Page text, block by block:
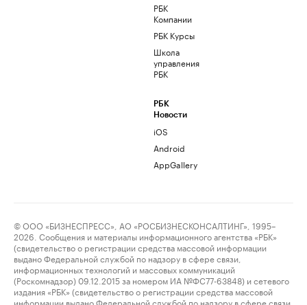
РБК
Компании
РБК Курсы
Школа
управления
РБК
РБК
Новости
iOS
Android
AppGallery
© ООО «БИЗНЕСПРЕСС», АО «РОСБИЗНЕСКОНСАЛТИНГ», 1995–
2026. Сообщения и материалы информационного агентства «РБК»
(свидетельство о регистрации средства массовой информации
выдано Федеральной службой по надзору в сфере связи,
информационных технологий и массовых коммуникаций
(Роскомнадзор) 09.12.2015 за номером ИА №ФС77-63848) и сетевого
издания «РБК» (свидетельство о регистрации средства массовой
информации выдано Федеральной службой по надзору в сфере связи,